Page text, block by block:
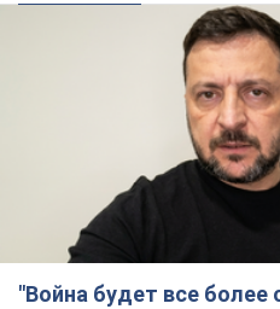
"Война будет все